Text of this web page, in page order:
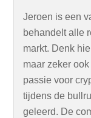
Jeroen is een
behandelt alle
markt. Denk
maar zeker
passie voor
tijdens de
geleerd. De